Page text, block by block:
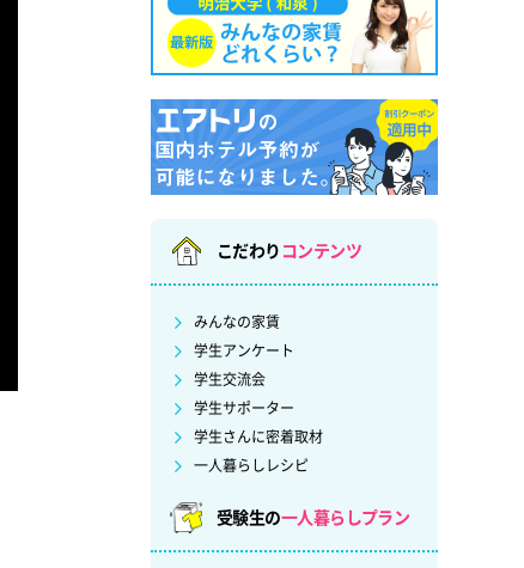
こだわり コンテンツ
みんなの家賃
学生アンケート
学生交流会
学生サポーター
学生さんに密着取材
一人暮らしレシピ
受験生の一人暮らしプラン